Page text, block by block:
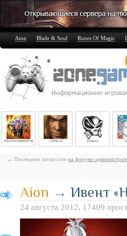
Aion Blade & Soul Runes Of Magic
PROGRAMMATOR CEPEGA Perfecto
→ Последние дискуссии на форуме
Aion → Ивент
24 августа 2012, 17409